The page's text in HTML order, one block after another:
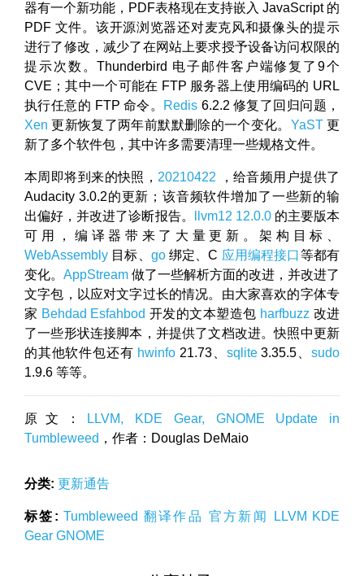
器有一个新功能，PDF表格现在支持嵌入 JavaScript 的
PDF 文件。该开源浏览器还对麦克风和摄像头的提示
进行了修改，减少了在网站上要求授予设备访问权限的
提示次数。Thunderbird 电子邮件客户端修复了9个
CVE；其中一个可能在 FTP 服务器上使用编码的 URL
执行任意的 FTP 命令。
Redis 6.2.2 修复了回归问题，
Xen 更新恢复了两年前默默删除的一个变化。 YaST更
新了多个软件包，其中许多需要清理一些规格文件。
本周即将到来的快照， 20210422 ，给音频用户提供了
Audacity 3.0.2的更新；该音频软件增加了一些新的输
出偏好，并改进了诊断报告。
llvm12 12.0.0的主要版本
可用，编译器带来了大量更新。架构目标、
WebAssembly 目标、 go绑定、C 应用编程接口等都有
变化。 AppStream 做了一些解析方面的改进，并改进了
文字包，以应对文字过长的情况。由大家喜欢的字体专
家 Behdad Esfahbod 开发的文本塑造包 harfbuzz 改进
了一些形状连接脚本，并提供了文档改进。快照中更新
的其他软件包还有 hwinfo 21.73、 sqlite3.35.5、sudo
1.9.6 等等。
原文：
LLVM, KDE Gear, GNOME Update in
Tumbleweed ，作者：Douglas DeMaio
分类: 更新通告
标签: Tumbleweed 翻译作品 官方新闻 LLVM KDE
Gear GNOME